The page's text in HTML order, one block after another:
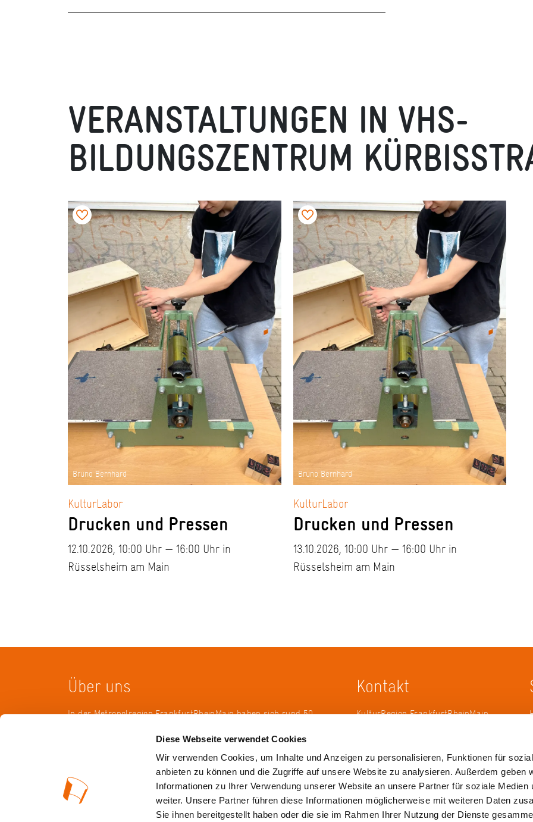
Diese Webseite verwendet Cookies
Wir verwenden Cookies, um Inhalte und Anzeigen zu personalisieren, Funktionen für
anbieten zu können und die Zugriffe auf unsere Website zu analysieren. Außerdem geben
Informationen zu Ihrer Verwendung unserer Website an unsere Partner für soziale Medien
weiter. Unsere Partner führen diese Informationen möglicherweise mit weiteren Daten
Sie ihnen bereitgestellt haben oder die sie im Rahmen Ihrer Nutzung der Dienste
VERANSTALTUNGEN IN VHS-
BILDUNGSZENTRUM
Bruno Bernhard
KulturLabor
Drucken und Pressen
12.10.2026, 10:00 Uhr — 16:00 Uhr in
Rüsselsheim am Main
Bruno Bernhard
KulturLabor
Drucken und Pressen
13.10.2026, 10:00 Uhr — 16:00 Uhr in
Rüsselsheim am Main
Über uns
In der Metropolregion FrankfurtRheinMain haben sich rund 50
KulturRegion zusammen-geschlossen. Über die Ländergrenzen
hinweg vernetzt die gemeinnützige Gesellschaft seit 2005 die
vielfältige lokale und regionale Kultur und fördert die
interkommunale Zusammenarbeit. Gemeinsam mit ihren
Mitgliedern präsentiert sie Projekte und setzt Impulse zu
Kontakt
KulturRegion FrankfurtRheinMain
Tel.: +49 69 2577-1700
Fax: +49 69 2577-1750
E-Mail:info@krfrm.de